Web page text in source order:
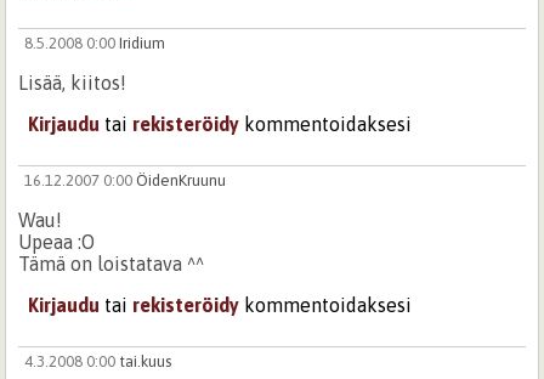
8.5.2008 0:00 Iridium
Lisää, kiitos!
Kirjaudu tai rekisteröidy kommentoidaksesi
16.12.2007 0:00 ÖidenKruunu
Wau!
Upeaa :O
Tämä on loistatava ^^
Kirjaudu tai rekisteröidy kommentoidaksesi
4.3.2008 0:00 tai.kuus